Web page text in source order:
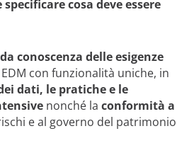
specificare cosa deve essere
conoscenza delle esigenze
con funzionalità uniche, in
dati, le pratiche e le
nonché la conformità a
e al governo del patrimonio